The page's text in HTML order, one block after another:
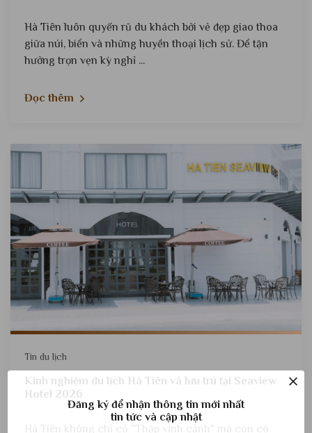
Đăng ký để nhận thông tin mới nhất
tin tức và cập nhật
Hà Tiên luôn quyến rũ du khách bởi vẻ đẹp giao thoa
giữa núi, biển và những huyền thoại lịch sử. Để tận
hưởng trọn vẹn kỳ nghỉ ...
Đọc thêm
Tin du lịch
Kinh nghiệm du lịch Hà Tiên và lưu trú tại Seaview
Hotel 2026